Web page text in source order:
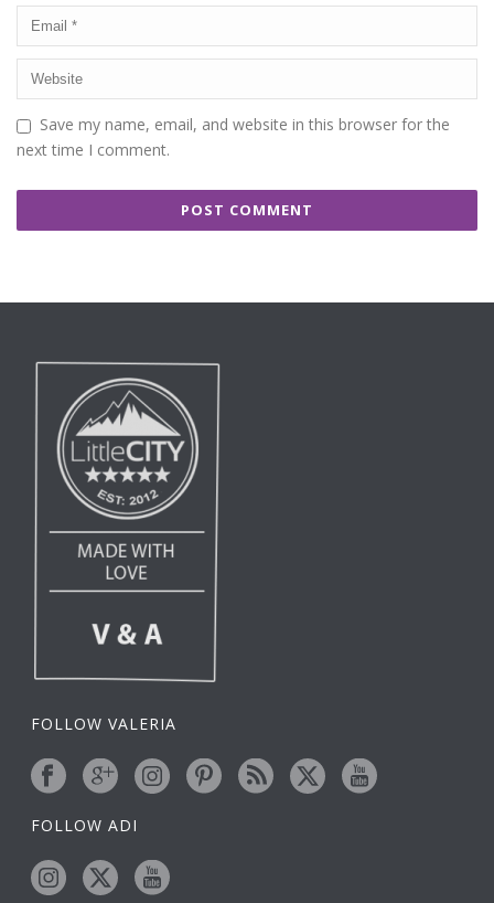
Save my name, email, and website in this browser for the
next time I comment.
FOLLOW VALERIA
FOLLOW ADI